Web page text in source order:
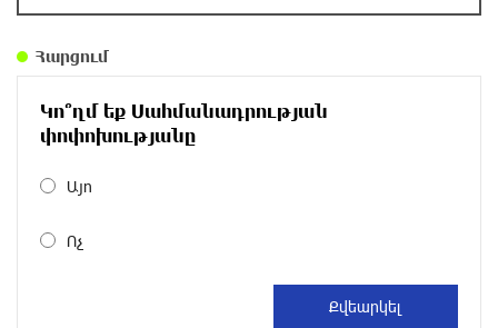
Սալահը կարիերան կշարունակի Թուրքիայում
Հարցում
Կո՞ղմ եք Սահմանադրության
փոփոխությանը
Այո
Ոչ